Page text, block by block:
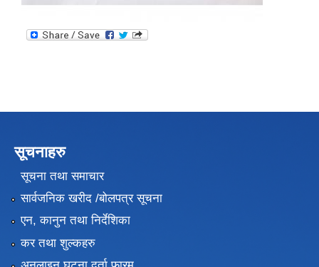
सूचनाहरु
सूचना तथा समाचार
सार्वजनिक खरीद /बोलपत्र सूचना
एन, कानुन तथा निर्देशिका
कर तथा शुल्कहरु